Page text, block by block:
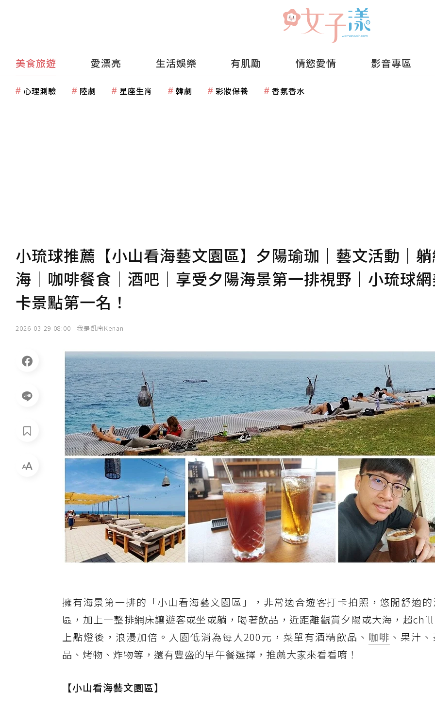
美食旅遊 愛漂亮 生活娛樂 有肌勵 情慾愛情 影音專區
心理測驗 陸劇 星座生肖 韓劇 彩妝保養 香氛香水
小琉球推薦【小山看海藝文園區】夕陽瑜珈｜藝文活動｜
海｜咖啡餐食｜酒吧｜享受夕陽海景第一排視野｜小琉球
卡景點第一名！
2026-03-29 08:00 我是凱南Kenan
擁有海景第一排的「小山看海藝文園區」，非常適合遊客打卡拍照，悠閒舒適
區，加上一整排網床讓遊客或坐或躺，喝著飲品，近距離觀賞夕陽或大海，超
上點燈後，浪漫加倍。入園低消為每人200元，菜單有酒精飲品、 咖啡 、果汁
品、烤物、炸物等，還有豐盛的早午餐選擇，推薦大家來看看唷！
【小山看海藝文園區】